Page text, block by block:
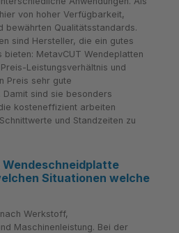
von hoher Verfügbarkeit,
bewährten Qualitätsstandards.
sind Hersteller, die ein gutes
bieten: MetavCUT Wendeplatten
Leistungsverhältnis und
Preis sehr gute
sind sie besonders
kosteneffizient arbeiten
und Standzeiten zu
Situationen welche
Werkstoff,
Maschinenleistung. Bei der